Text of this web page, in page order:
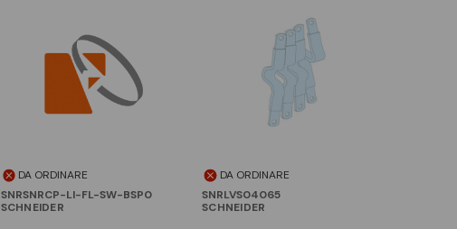
DA ORDINARE
SNRSNRCP-LI-FL-SW-BSP0
SCHNEIDER
DA ORDINARE
SNRLVS04065
SCHNEIDER